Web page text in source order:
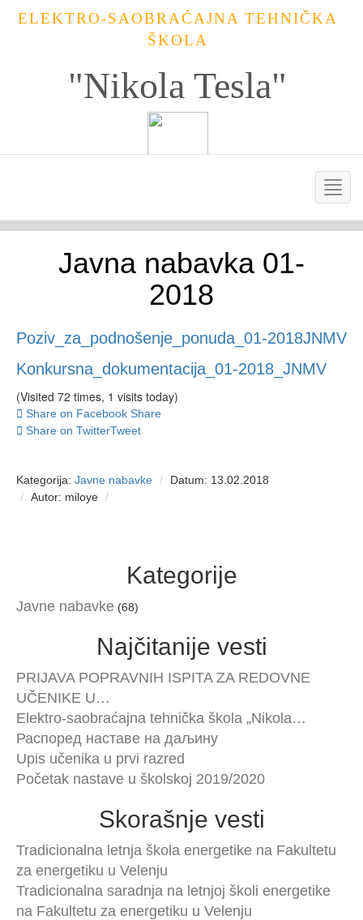
ELEKTRO-SAOBRAĆAJNA TEHNIČKA
ŠKOLA
"Nikola Tesla"
Javna nabavka 01-
2018
Poziv_za_podnošenje_ponuda_01-2018JNMV
Konkursna_dokumentacija_01-2018_JNMV
(Visited 72 times, 1 visits today)
Share on Facebook Share
Share on TwitterTweet
Kategorija: Javne nabavke
Datum: 13.02.2018
Autor: miloye
Kategorije
Javne nabavke (68)
Najčitanije vesti
PRIJAVA POPRAVNIH ISPITA ZA REDOVNE
UČENIKE U…
Elektro-saobraćajna tehnička škola „Nikola…
Распоред наставе на даљину
Upis učenika u prvi razred
Početak nastave u školskoj 2019/2020
Skorašnje vesti
Tradicionalna letnja škola energetike na Fakultetu
za energetiku u Velenju
Tradicionalna saradnja na letnjoj školi energetike
na Fakultetu za energetiku u Velenju